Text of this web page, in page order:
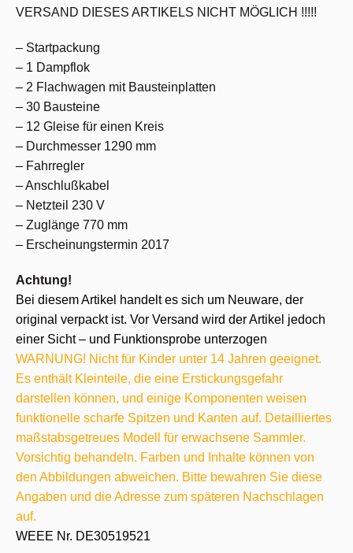
VERSAND DIESES ARTIKELS NICHT MÖGLICH !!!!!
– Startpackung
– 1 Dampflok
– 2 Flachwagen mit Bausteinplatten
– 30 Bausteine
– 12 Gleise für einen Kreis
– Durchmesser 1290 mm
– Fahrregler
– Anschlußkabel
– Netzteil 230 V
– Zuglänge 770 mm
– Erscheinungstermin 2017
Achtung!
Bei diesem Artikel handelt es sich um Neuware, der
original verpackt ist. Vor Versand wird der Artikel jedoch
einer Sicht – und Funktionsprobe unterzogen
WARNUNG! Nicht für Kinder unter 14 Jahren geeignet.
Es enthält Kleinteile, die eine Erstickungsgefahr
darstellen können, und einige Komponenten weisen
funktionelle scharfe Spitzen und Kanten auf. Detailliertes
maßstabsgetreues Modell für erwachsene Sammler.
Vorsichtig behandeln. Farben und Inhalte können von
den Abbildungen abweichen. Bitte bewahren Sie diese
Angaben und die Adresse zum späteren Nachschlagen
auf.
WEEE Nr. DE30519521